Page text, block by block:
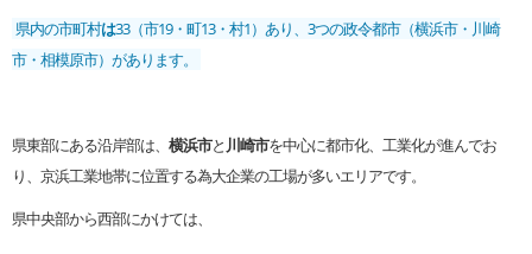
県内の市町村は33（市19・町13・村1）あり、3つの政令都市（横浜市・川崎
市・相模原市）があります。
県東部にある沿岸部は、 横浜市と川崎市を中心に都市化、工業化が進んでお
り、京浜工業地帯に位置する為大企業の工場が多いエリアです。
県中央部から西部にかけては、